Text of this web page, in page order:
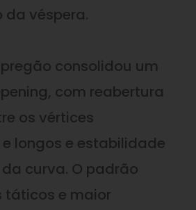
da véspera.
consolidou um
com reabertura
os vértices
longos e estabilidade
curva. O padrão
táticos e maior